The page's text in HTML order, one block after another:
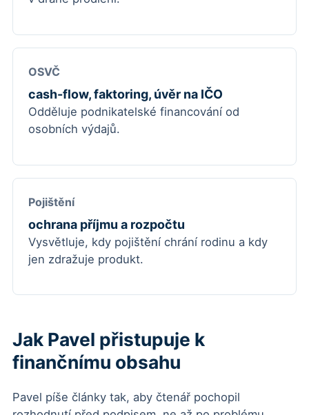
OSVČ
cash-flow, faktoring, úvěr na IČO
Odděluje podnikatelské financování od
osobních výdajů.
Pojištění
ochrana příjmu a rozpočtu
Vysvětluje, kdy pojištění chrání rodinu a kdy
jen zdražuje produkt.
Jak Pavel přistupuje k
finančnímu obsahu
Pavel píše články tak, aby čtenář pochopil